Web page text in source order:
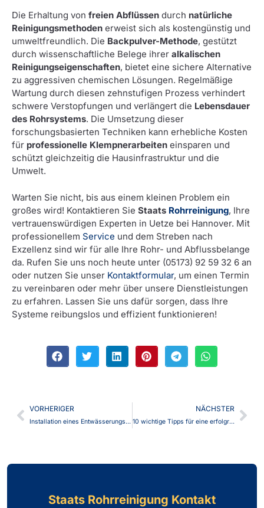
Die Erhaltung von freien Abflüssen durch natürliche
Reinigungsmethoden erweist sich als kostengünstig und
umweltfreundlich. Die Backpulver-Methode, gestützt
durch wissenschaftliche Belege ihrer alkalischen
Reinigungseigenschaften, bietet eine sichere Alternative
zu aggressiven chemischen Lösungen. Regelmäßige
Wartung durch diesen zehnstufigen Prozess verhindert
schwere Verstopfungen und verlängert die Lebensdauer
des Rohrsystems. Die Umsetzung dieser
forschungsbasierten Techniken kann erhebliche Kosten
für professionelle Klempnerarbeiten einsparen und
schützt gleichzeitig die Hausinfrastruktur und die
Umwelt.
Warten Sie nicht, bis aus einem kleinen Problem ein
großes wird! Kontaktieren Sie Staats Rohrreinigung, Ihre
vertrauenswürdigen Experten in Uetze bei Hannover. Mit
professionellem Service und dem Streben nach
Exzellenz sind wir für alle Ihre Rohr- und Abflussbelange
da. Rufen Sie uns noch heute unter (05173) 92 59 32 6 an
oder nutzen Sie unser Kontaktformular, um einen Termin
zu vereinbaren oder mehr über unsere Dienstleistungen
zu erfahren. Lassen Sie uns dafür sorgen, dass Ihre
Systeme reibungslos und effizient funktionieren!
VORHERIGER
Installation eines Entwässerungsschachts mit Rückstauventil
NÄCHSTER
10 wichtige Tipps für eine erfolgreiche 24-Stunden-Rohr- und Abflussreinigung
Staats Rohrreinigung Kontakt